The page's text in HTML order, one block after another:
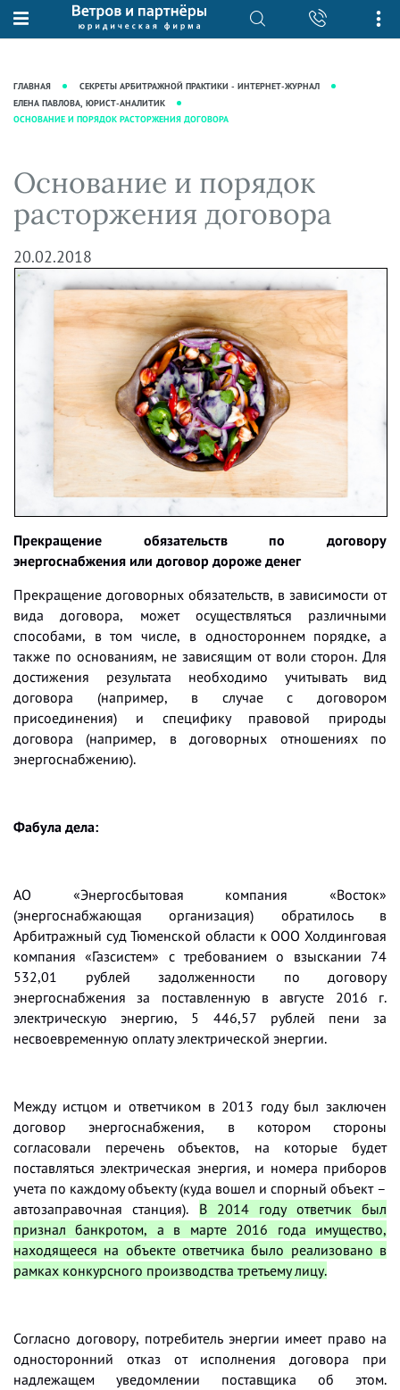
О нас
Рекомендации
фирмы
Кейсы
Юридические услуги
Интеллектуальная собственность
Сопровождение бизнеса
Ведение уголовных дел
Защита активов
Ведение дел о банкротстве
База знаний
Журнал "Секреты арбитражной
практики"
Статьи
Аудиоподкасты
Видеоподкасты
Вопросы-ответы
Вебинары и семинары
Прямые эфиры
ГЛАВНАЯ
СЕКРЕТЫ АРБИТРАЖНОЙ ПРАКТИКИ - ИНТЕРНЕТ-ЖУРНАЛ
ЕЛЕНА ПАВЛОВА, ЮРИСТ-АНАЛИТИК
ОСНОВАНИЕ И ПОРЯДОК РАСТОРЖЕНИЯ ДОГОВОРА
Основание и порядок
расторжения договора
20.02.2018
Прекращение обязательств по договору
энергоснабжения или договор дороже денег
Прекращение договорных обязательств, в зависимости от
вида договора, может осуществляться различными
способами, в том числе, в одностороннем порядке, а
также по основаниям, не зависящим от воли сторон. Для
достижения результата необходимо учитывать вид
договора (например, в случае с договором
присоединения) и специфику правовой природы
договора (например, в договорных отношениях по
энергоснабжению).
Фабула дела:
АО «Энергосбытовая компания «Восток»
(энергоснабжающая организация) обратилось в
Арбитражный суд Тюменской области к ООО Холдинговая
компания «Газсистем» с требованием о взыскании 74
532,01 рублей задолженности по договору
энергоснабжения за поставленную в августе 2016 г.
электрическую энергию, 5 446,57 рублей пени за
несвоевременную оплату электрической энергии.
Между истцом и ответчиком в 2013 году был заключен
договор энергоснабжения, в котором стороны
согласовали перечень объектов, на которые будет
поставляться электрическая энергия, и номера приборов
учета по каждому объекту (куда вошел и спорный объект –
автозаправочная станция). В 2014 году ответчик был
признал банкротом, а в марте 2016 года имущество,
находящееся на объекте ответчика было реализовано в
рамках конкурсного производства третьему лицу.
Согласно договору, потребитель энергии имеет право на
односторонний отказ от исполнения договора при
надлежащем уведомлении поставщика об этом.